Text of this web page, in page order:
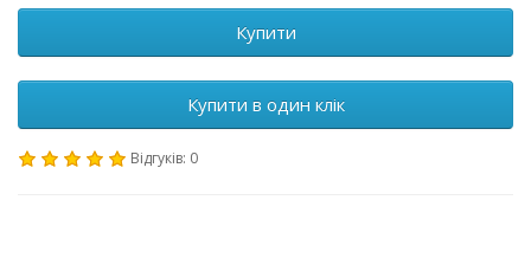
Купити
Купити в один клік
Відгуків: 0